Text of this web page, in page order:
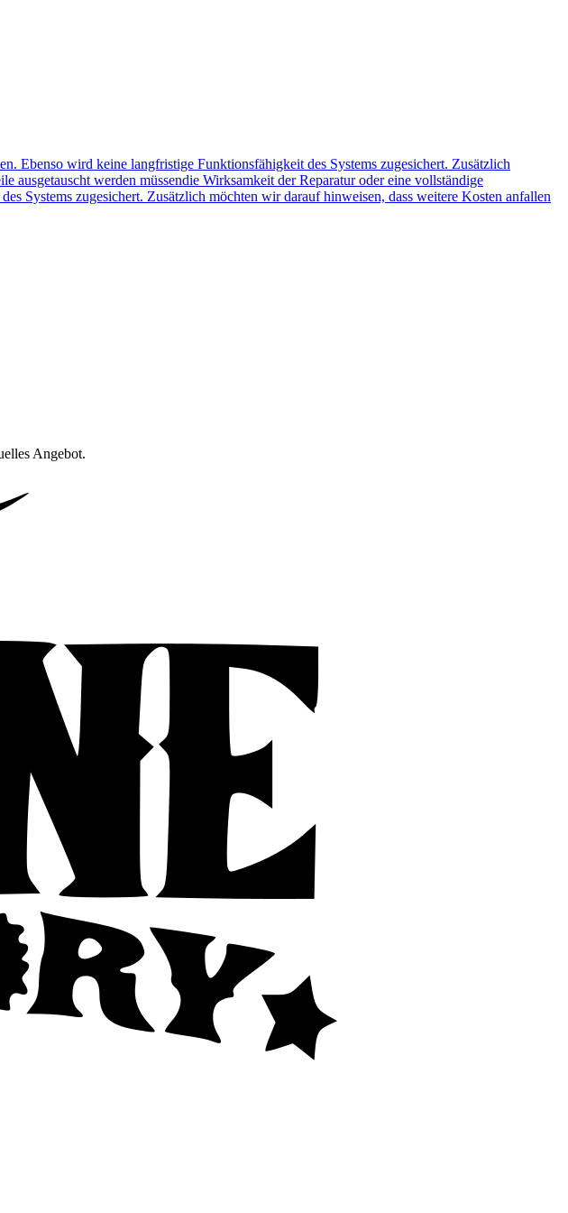
Ebenso wird keine langfristige Funktionsfähigkeit des Systems zugesichert. Zusätzlich
ausgetauscht werden müssendie Wirksamkeit der Reparatur oder eine vollständige
Systems zugesichert. Zusätzlich möchten wir darauf hinweisen, dass weitere Kosten anfallen
Angebot.